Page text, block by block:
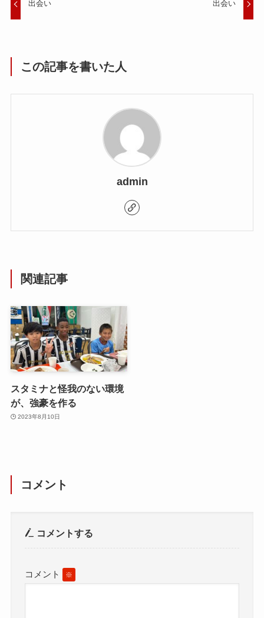
出会い 出会い
この記事を書いた人
admin
関連記事
スタミナと怪我のない環境
が、強豪を作る
2023年8月10日
コメント
コメントする
コメント ※